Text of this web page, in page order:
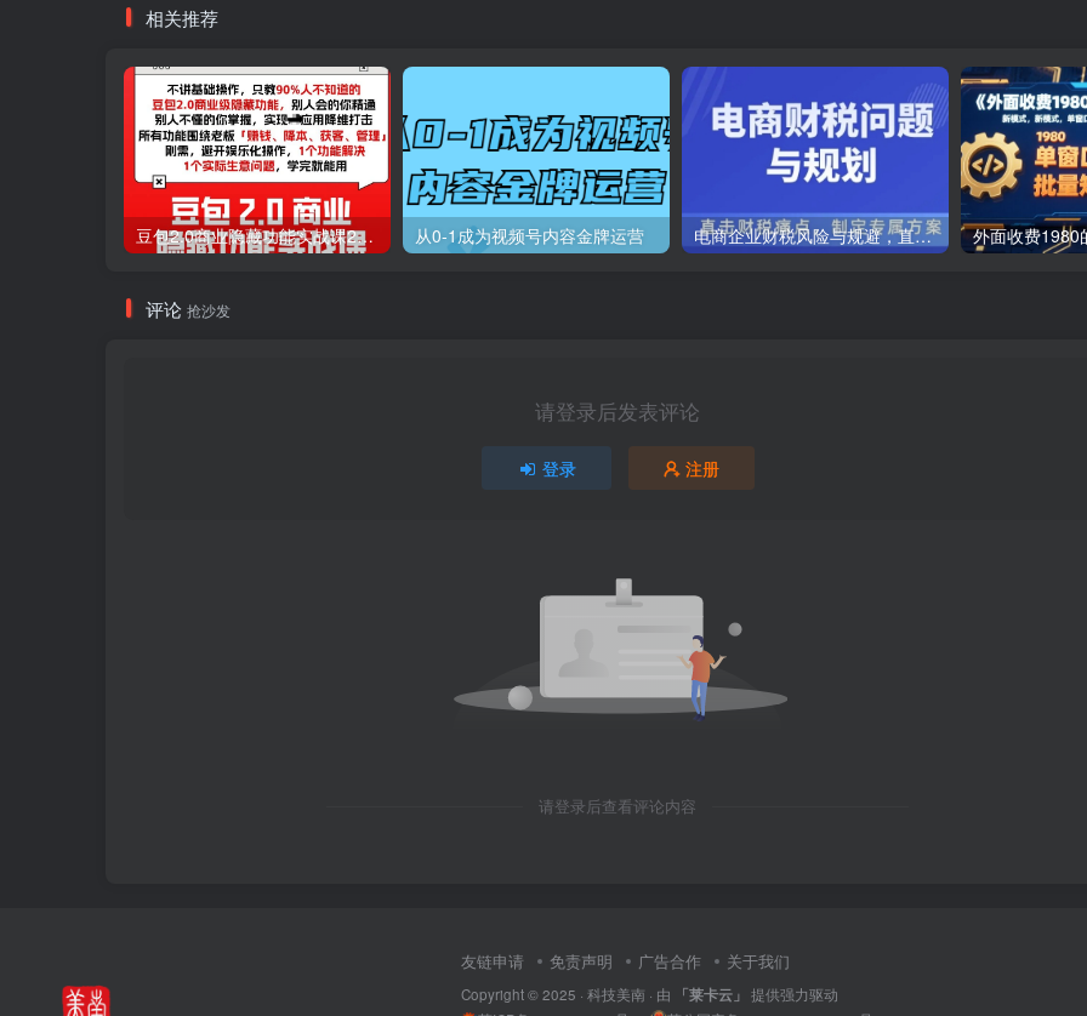
相关推荐
豆包2.0商业隐藏功能实战课2026，1个功能解决1个实际生意问题，学完就能用 从0-1成为视频号内容金牌运营 电商企业财税风险与规避，直击财税痛点，制定专属方案
评论 抢沙发
请登录后发表评论
登录 注册
请登录后查看评论内容
友链申请 免责声明 广告合作 关于我们
Copyright © 2025 · 科技美南 · 由 「莱卡云」 提供强力驱动